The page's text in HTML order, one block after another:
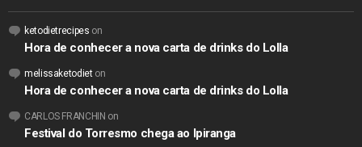
ketodietrecipes on
Hora de conhecer a nova carta de drinks do Lolla
melissaketodieton
Hora de conhecer a nova carta de drinks do Lolla
CARLOS FRANCHIN on
Festival do Torresmo chega ao Ipiranga